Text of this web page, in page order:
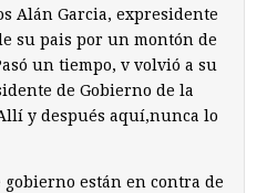
Alán Garcia, expresidente
su pais por un montón de
un tiempo, v volvió a su
de Gobierno de la
y después aquí,nunca lo
gobierno están en contra de